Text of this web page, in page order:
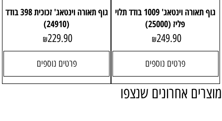
גוף תאורה וינטאג' 1009 בודד תלוי
פליז (25000)
₪249.90
פרטים נוספים
גוף תאורה וינטאג' זכוכית 398 בודד
(24910)
₪229.90
פרטים נוספים
מוצרים אחרונים שנצפו